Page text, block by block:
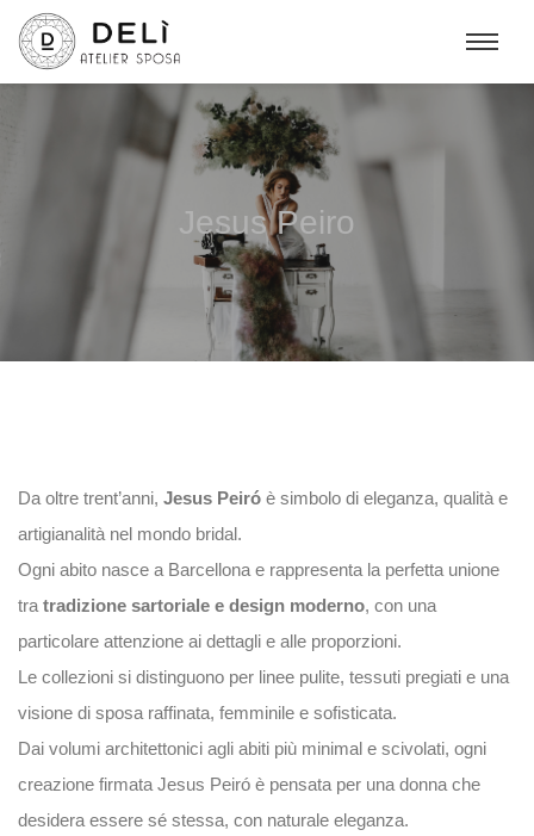
Jesus Peiro
Da oltre trent’anni, Jesus Peiró è simbolo di eleganza, qualità e
artigianalità nel mondo bridal.
Ogni abito nasce a Barcellona e rappresenta la perfetta unione
tra tradizione sartoriale e design moderno, con una
particolare attenzione ai dettagli e alle proporzioni.
Le collezioni si distinguono per linee pulite, tessuti pregiati e una
visione di sposa raffinata, femminile e sofisticata.
Dai volumi architettonici agli abiti più minimal e scivolati, ogni
creazione firmata Jesus Peiró è pensata per una donna che
desidera essere sé stessa, con naturale eleganza.